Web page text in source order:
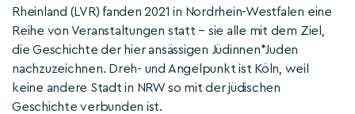
Rheinland (LVR) fanden 2021 in Nordrhein-Westfalen eine
Reihe von Veranstaltungen statt – sie alle mit dem Ziel,
die Geschichte der hier ansässigen Jüdinnen*Juden
nachzuzeichnen. Dreh- und Angelpunkt ist Köln, weil
keine andere Stadt in NRW so mit der jüdischen
Geschichte verbunden ist.